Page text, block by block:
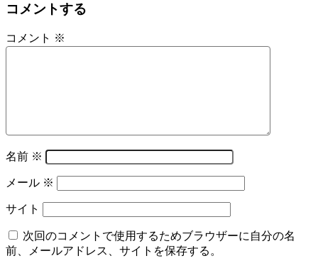
コメントする
コメント ※
名前 ※
メール ※
サイト
次回のコメントで使用するためブラウザーに自分の名
前、メールアドレス、サイトを保存する。